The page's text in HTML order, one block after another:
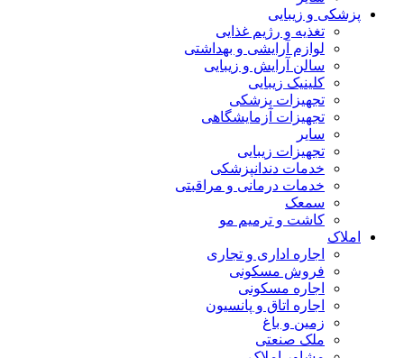
پزشکی و زیبایی
تغذیه و رژیم غذایی
لوازم آرایشی و بهداشتی
سالن آرایش و زیبایی
کلینیک زیبایی
تجهیزات پزشکی
تجهیزات آزمایشگاهی
سایر
تجهیزات زیبایی
خدمات دندانپزشکی
خدمات درمانی و مراقبتی
سمعک
کاشت و ترمیم مو
املاک
اجاره اداری و تجاری
فروش مسکونی
اجاره مسکونی
اجاره اتاق و پانسیون
زمین و باغ
ملک صنعتی